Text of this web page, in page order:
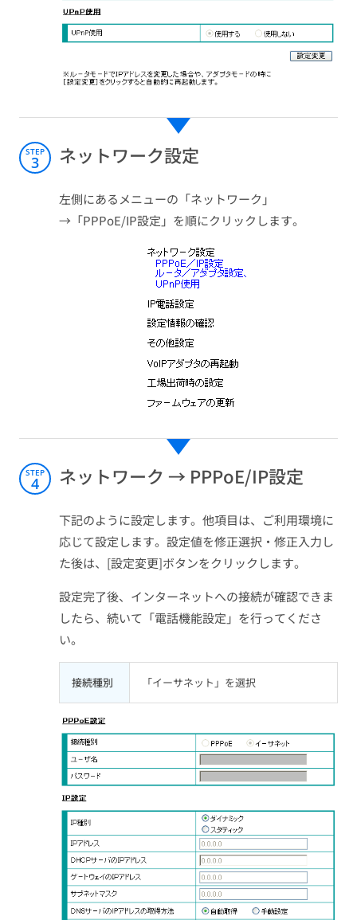
STEP
3 ネットワーク設定
左側にあるメニューの「ネットワーク」
→「PPPoE/IP設定」を順にクリックします。
STEP
4 ネットワーク → PPPoE/IP設定
下記のように設定します。他項目は、ご利用環境に
応じて設定します。設定値を修正選択・修正入力し
た後は、[設定変更]ボタンをクリックします。
設定完了後、インターネットへの接続が確認できま
したら、続いて「電話機能設定」を行ってくださ
い。
接続種別 「イーサネット」を選択